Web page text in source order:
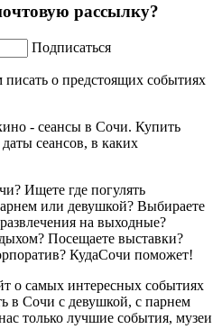
рассылку?
Подписаться
о предстоящих событиях
- сеансы в Сочи. Купить
сеансов, в каких
Ищете где погулять
или девушкой? Выбираете
на выходные?
Посещаете выставки?
КудаСочи поможет!
о самых интересных событиях
в Сочи с девушкой, с парнем
только лучшие события, музеи